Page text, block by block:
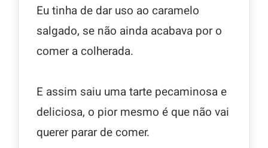
Eu tinha de dar uso ao caramelo
salgado, se não ainda acabava por o
comer a colherada.
E assim saiu uma tarte pecaminosa e
deliciosa, o pior mesmo é que não vai
querer parar de comer.